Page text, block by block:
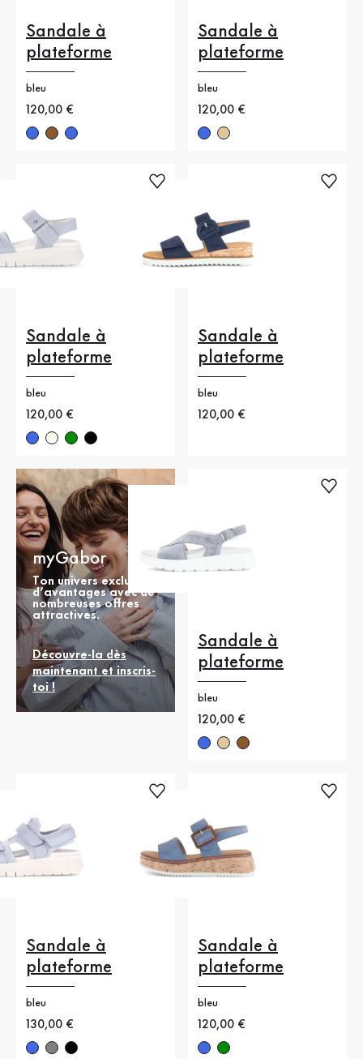
Sandale à
plateforme
bleu
Nouveau prix
120,00 €
Sandale à
plateforme
bleu
Nouveau prix
120,00 €
Sandale à
plateforme
bleu
Nouveau prix
120,00 €
Sandale à
plateforme
bleu
Nouveau prix
120,00 €
myGabor
Ton univers exclusif
d’avantages avec de
nombreuses offres
attractives.
Découvre-la dès
maintenant et inscris-
toi !
Sandale à
plateforme
bleu
Nouveau prix
120,00 €
Sandale à
plateforme
bleu
Nouveau prix
130,00 €
Sandale à
plateforme
bleu
Nouveau prix
120,00 €